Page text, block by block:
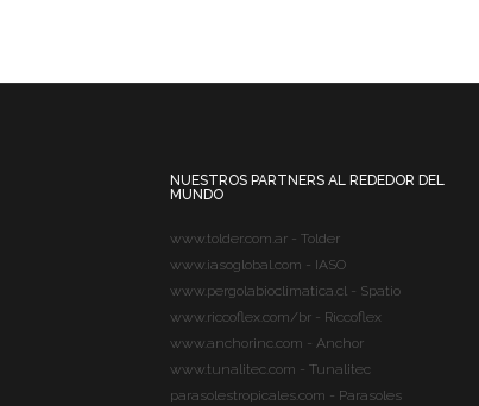
NUESTROS PARTNERS AL REDEDOR DEL
MUNDO
www.tolder.com.ar - Tolder
www.iasoglobal.com - IASO
www.pergolabioclimatica.cl - Spatio
www.riccoflex.com/br - Riccoflex
www.anchorinc.com - Anchor
www.tunalitec.com - Tunalitec
parasolestropicales.com - Parasoles